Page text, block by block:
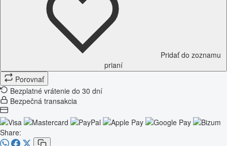
Pridať do zoznamu
prianí
Porovnať
Bezplatné vrátenie do 30 dní
Bezpečná transakcia
Share: